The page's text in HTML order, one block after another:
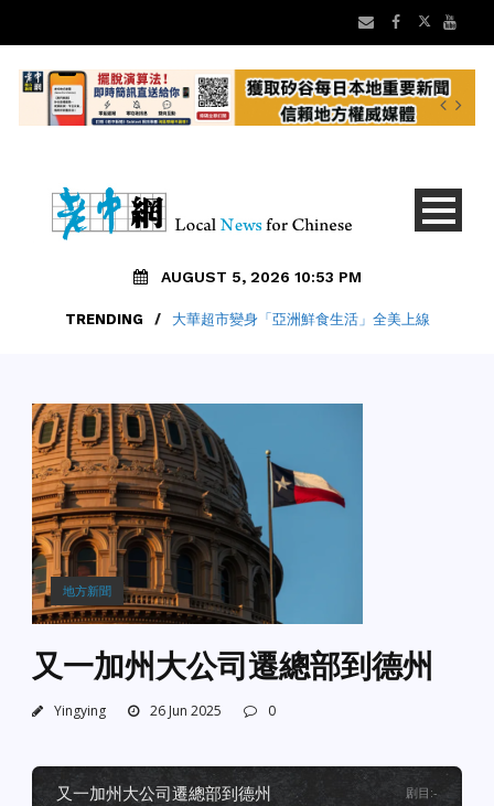
AUGUST 5, 2026 10:53 PM
TRENDING / 大華超市變身「亞洲鮮食生活」全美上線
地方新聞
又一加州大公司遷總部到德州
Yingying 26 Jun 2025 0
又一加州大公司遷總部到德州 剧目 :-